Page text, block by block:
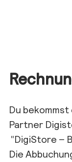
Du
Partner
“DigiStore –
Die